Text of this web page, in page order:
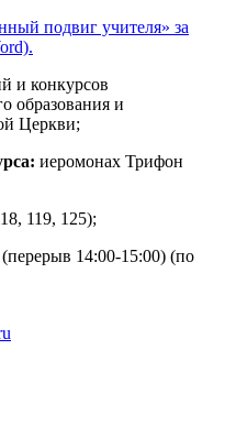
подвиг учителя» за
и конкурсов
образования и
Церкви;
иеромонах Трифон
119, 125);
14:00-15:00) (по